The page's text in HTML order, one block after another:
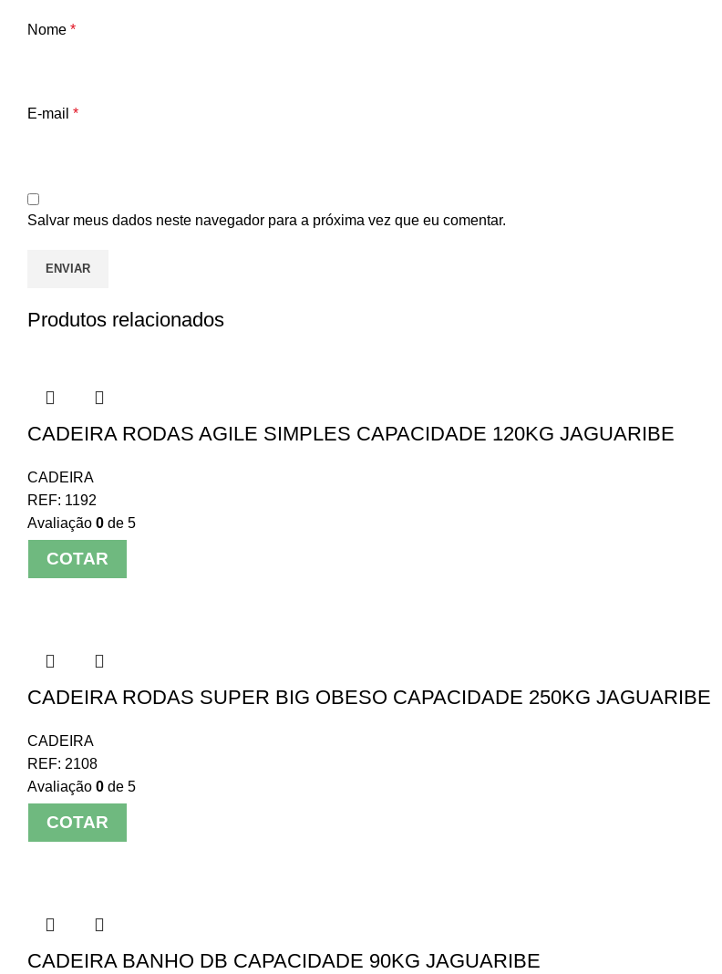
Nome *
E-mail *
Salvar meus dados neste navegador para a próxima vez que eu comentar.
Produtos relacionados
CADEIRA RODAS AGILE SIMPLES CAPACIDADE 120KG JAGUARIBE
CADEIRA
REF: 1192
Avaliação 0 de 5
COTAR
CADEIRA RODAS SUPER BIG OBESO CAPACIDADE 250KG JAGUARIBE
CADEIRA
REF: 2108
Avaliação 0 de 5
COTAR
CADEIRA BANHO DB CAPACIDADE 90KG JAGUARIBE